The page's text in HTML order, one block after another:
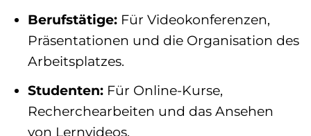
Berufstätige: Für Videokonferenzen,
Präsentationen und die Organisation des
Arbeitsplatzes.
Studenten: Für Online-Kurse,
Recherchearbeiten und das Ansehen
von Lernvideos.